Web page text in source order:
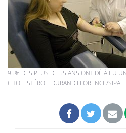
95% DES PLUS DE 55 ANS ONT DÉJÀ EU
CHOLESTÉROL. DURAND FLORENCE/SIPA